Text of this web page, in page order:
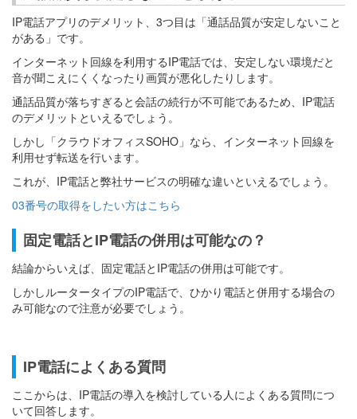
IP電話アプリのデメリット、3つ目は「通話品質が安定しないこと
がある」です。
インターネット回線を利用するIP電話では、安定しない環境だと
音が聞こえにくくなったり画質が悪化したりします。
通話品質が落ちすぎると会話の続行が不可能であるため、IP電話
のデメリットといえるでしょう。
しかし「クラウドオフィスSOHO」なら、インターネット回線を
利用せず転送を行います。
これが、IP電話と弊社サービスの明確な違いといえるでしょう。
03番号の取得をしたい方はこちら
固定電話とIP電話の併用は可能なの？
結論からいえば、固定電話とIP電話の併用は可能です。
しかしルータータイプのIP電話で、ひかり電話と併用する場合の
み可能なので注意が必要でしょう。
IP電話によくある質問
ここからは、IP電話の導入を検討している人によくある質問につ
いて回答します。